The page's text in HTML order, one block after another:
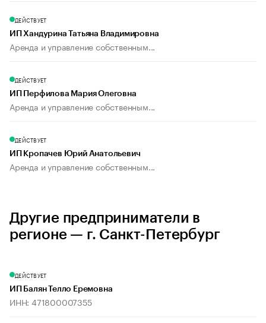
ДЕЙСТВУЕТ
ИП Хандурина Татьяна Владимировна
Аренда и управление собственным...
ДЕЙСТВУЕТ
ИП Перфилова Мария Олеговна
Аренда и управление собственным...
ДЕЙСТВУЕТ
ИП Кропачев Юрий Анатольевич
Аренда и управление собственным...
Другие предприниматели в
регионе — г. Санкт-Петербург
ДЕЙСТВУЕТ
ИП Балян Телло Еремовна
ИНН: 471800007355